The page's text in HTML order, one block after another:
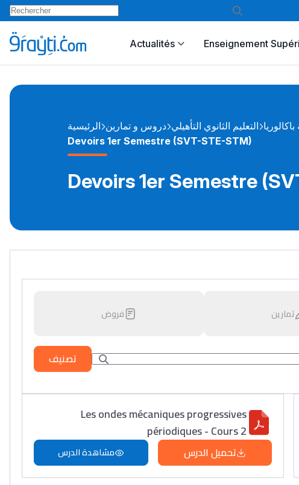
Actualités Enseignement
الرئيسية دروس و تمارين التعليم الثانوي التأهيلي باكالوريا
Devoirs 1er Semestre (SVT-STE-STM)
Devoirs 1er Semestre
تمارين فروض
تصنيف
Les ondes mécaniques progressives
périodiques - Cours 2
تحميل الدرس مشاهدة الدرس